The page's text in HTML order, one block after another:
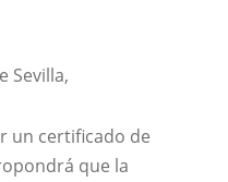
Sevilla,
un certificado de
que la